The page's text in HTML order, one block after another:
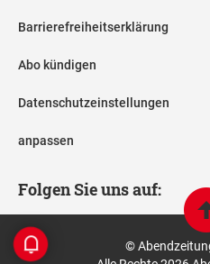
Barrierefreiheitserklärung
Abo kündigen
Datenschutzeinstellungen
anpassen
Folgen Sie uns auf:
©